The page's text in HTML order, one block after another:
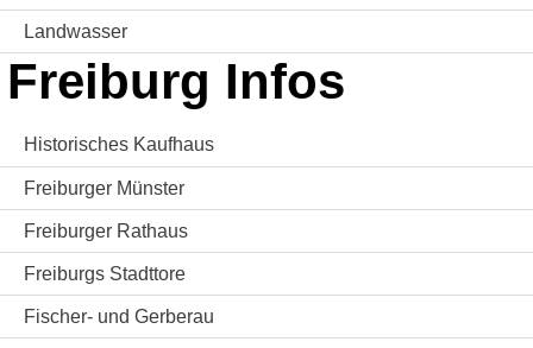
Landwasser
Freiburg Infos
Historisches Kaufhaus
Freiburger Münster
Freiburger Rathaus
Freiburgs Stadttore
Fischer- und Gerberau